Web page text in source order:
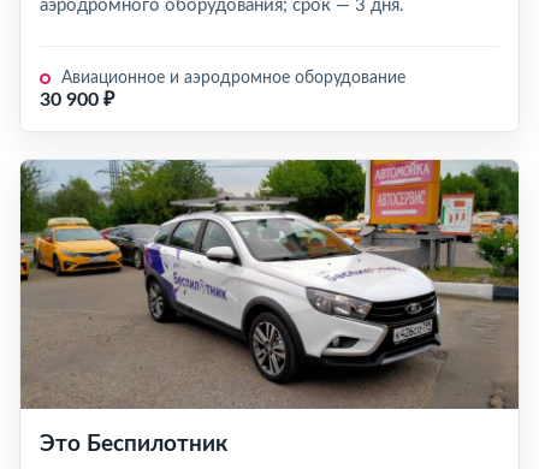
аэродромного оборудования; срок — 3 дня.
Авиационное и аэродромное оборудование
30 900 ₽
Это Беспилотник